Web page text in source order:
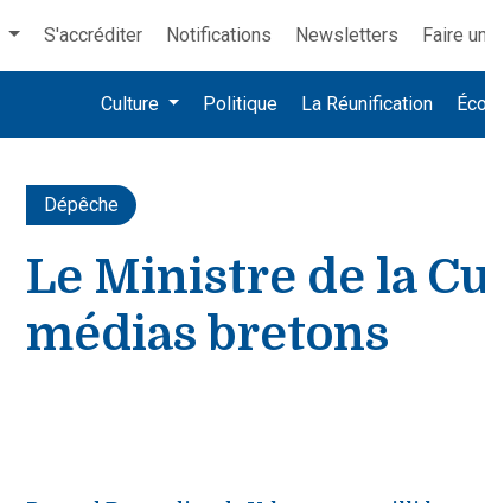
S'accréditer Notifications Newsletters Faire
Culture Politique La Réunification
Dépêche
Le Ministre de la
médias bretons